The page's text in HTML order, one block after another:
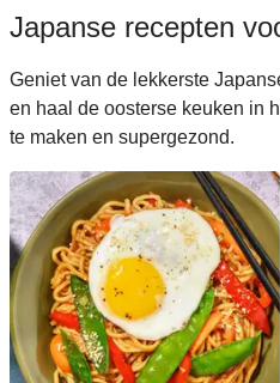
Japanse recepten
Geniet van de lekkerste
en haal de oosterse keuken in
te maken en supergezond.